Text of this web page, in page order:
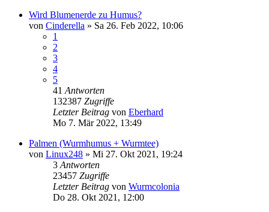
Wird Blumenerde zu Humus?
von Cinderella » Sa 26. Feb 2022, 10:06
1
2
3
4
5
41 Antworten
132387 Zugriffe
Letzter Beitrag von Eberhard
Mo 7. Mär 2022, 13:49
Palmen (Wurmhumus + Wurmtee)
von Linux248 » Mi 27. Okt 2021, 19:24
3 Antworten
23457 Zugriffe
Letzter Beitrag von Wurmcolonia
Do 28. Okt 2021, 12:00